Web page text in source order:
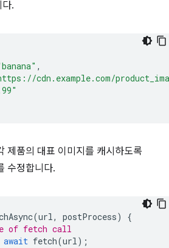
.
,
cdn.example.com/
제품의 대표 이미지를 캐시하도록
수정합니다.
(url, postProcess)
{
of fetch call
await fetch(url);